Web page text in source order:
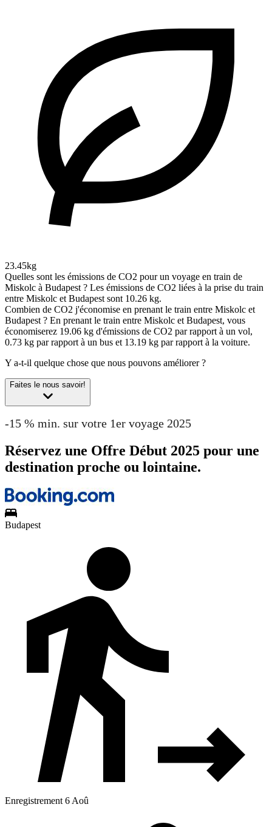
23.45kg
Quelles sont les émissions de CO2 pour un voyage en train de
Miskolc à Budapest ? Les émissions de CO2 liées à la prise du train
entre Miskolc et Budapest sont 10.26 kg.
Combien de CO2 j'économise en prenant le train entre Miskolc et
Budapest ? En prenant le train entre Miskolc et Budapest, vous
économiserez 19.06 kg d'émissions de CO2 par rapport à un vol,
0.73 kg par rapport à un bus et 13.19 kg par rapport à la voiture.
Y a-t-il quelque chose que nous pouvons améliorer ?
Faites le nous savoir!
-15 % min. sur votre 1er voyage 2025
Réservez une Offre Début 2025 pour une
destination proche ou lointaine.
Budapest
Enregistrement 6 Aoû